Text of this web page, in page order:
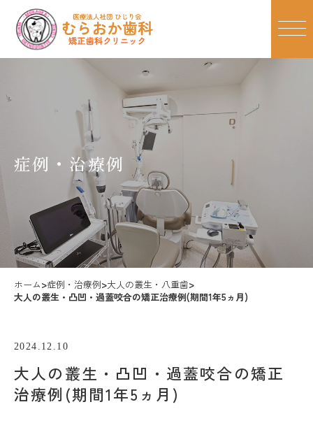
症例・治療例
ホーム>症例・治療例>大人の叢生・八重歯>
大人の叢生・凸凹・過蓋咬合の矯正治療例(期間1年5ヵ月)
2024.12.10
大人の叢生・凸凹・過蓋咬合の矯正
治療例(期間1年5ヵ月)